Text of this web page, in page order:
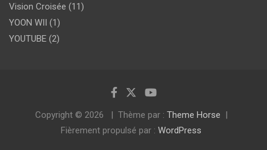
Vision Croisée (11)
YOON WII (1)
YOUTUBE (2)
Copyright © 2026 Thème par : Theme Horse
Fièrement propulsé par : WordPress